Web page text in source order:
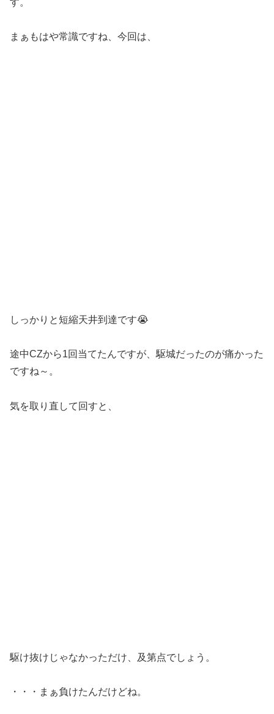
まぁもはや常識ですね、今回は、
しっかりと短縮天井到達です😭
途中CZから1回当てたんですが、駆城だったのが痛かった
ですね～。
気を取り直して回すと、
駆け抜けじゃなかっただけ、及第点でしょう。
・・・まぁ負けたんだけどね。